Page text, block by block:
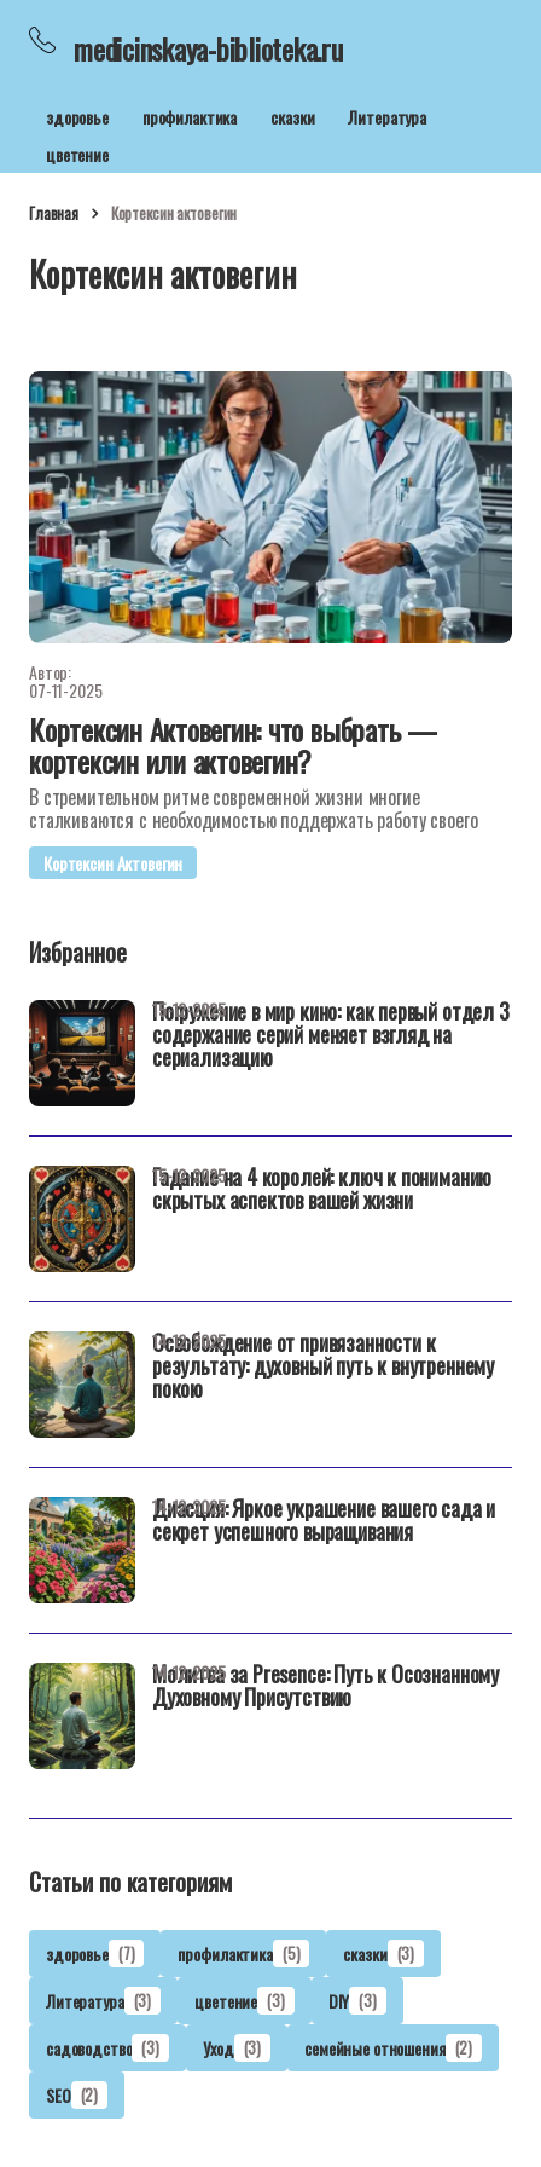
medicinskaya-biblioteka.ru
здоровье профилактика сказки
Литература
цветение
Главная Кортексин актовегин
Кортексин актовегин
Автор:
07-11-2025
Кортексин Актовегин: что выбрать —
кортексин или актовегин?
В стремительном ритме современной жизни многие
сталкиваются с необходимостью поддержать работу своего
Кортексин Актовегин
Избранное
Погружение в мир кино: как первый отдел 3
содержание серий меняет взгляд на
сериализацию
15-12-2025
Гадание на 4 королей: ключ к пониманию
скрытых аспектов вашей жизни
15-12-2025
Освобождение от привязанности к
результату: духовный путь к внутреннему
покою
14-12-2025
Диасция: Яркое украшение вашего сада и
секрет успешного выращивания
14-12-2025
Молитва за Presence: Путь к Осознанному
Духовному Присутствию
14-12-2025
Статьи по категориям
здоровье (7) профилактика (5) сказки (3)
Литература (3) цветение (3) DIY (3)
садоводство (3) Уход (3) семейные отношения (2)
SEO (2)